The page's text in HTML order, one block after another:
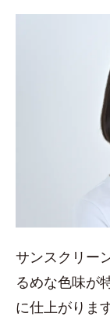
サンスクリー
るめな色味が
に仕上がります